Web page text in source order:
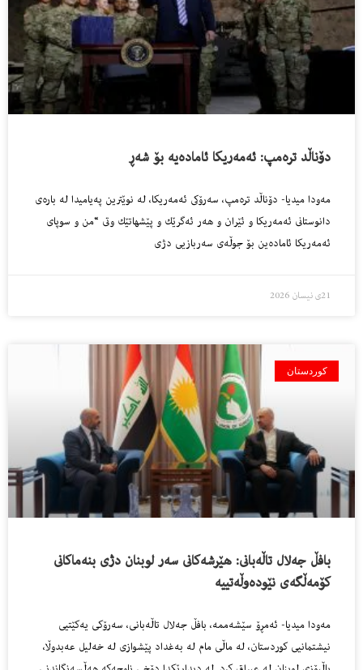
دۆناڵد تره‌مپ: ئه‌مه‌ریكا ئاماده‌یه‌ بۆ شه‌ڕ
مه‌ودا میدیا- دۆناڵد تره‌مپ، سه‌رۆكى ئه‌مه‌ریكا، له‌ نوێترین په‌یامیدا له‌ باره‌ى
دانوستانى ئه‌مه‌ریكا و ئێران و هه‌ر ئه‌گرێك و پێشهاتێك وتى “من و سوپاى
ئه‌مه‌ریكا ئامادەین بۆ جوڵەی سەربازیی دژی
21ی نیسان 2026
کوردستان
بافڵ جه‌لال تاڵه‌بانى: هێرشه‌كانى سه‌ر لوبنان دژى بنه‌ماكانى
كۆمه‌ڵگه‌ی نێوده‌وڵه‌تییه‌
مه‌ودا میدیا- ئه‌مڕۆ سێشه‌ممه‌، بافڵ جەلال تاڵەبانی، سەرۆکی یەکێتیی
نیشتمانیی کوردستان، لە ماڵی مام لە بەغداد پێشوازی لە خەلیل عەبدوڵا،